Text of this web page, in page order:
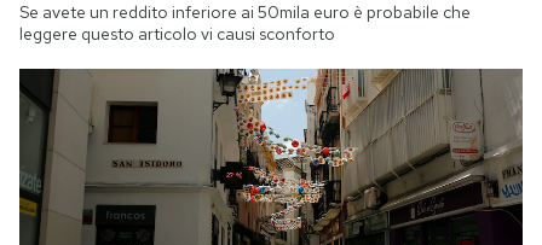
Se avete un reddito inferiore ai 50mila euro è probabile che
leggere questo articolo vi causi sconforto